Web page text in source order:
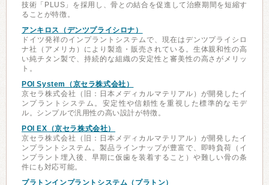
技術「PLUS」を採用し、骨との結合を促進して治療期間を短縮す
ることが特徴。
アンキロス（デンツプライシロナ）
ドイツ発祥のインプラントシステムで、現在はデンツプライシロ
ナ社（アメリカ）により製造・販売されている。生体親和性の高
い純チタン製で、持続的な組織の安定性と審美性の高さがメリッ
ト。
POI System（京セラ株式会社）
京セラ株式会社（旧：日本メディカルマテリアル）が開発したイ
ンプラントシステム。安定性や信頼性を重視した標準的なモデ
ル。シンプルで汎用性の高い設計が特徴。
POI EX（京セラ株式会社）
京セラ株式会社（旧：日本メディカルマテリアル）が開発したイ
ンプラントシステム。製品ラインナップが豊富で、即時負荷（イ
ンプラント埋入後、早期に仮歯を装着すること）や難しい骨の条
件にも対応可能。
プラトンインプラントシステム（プラトン）